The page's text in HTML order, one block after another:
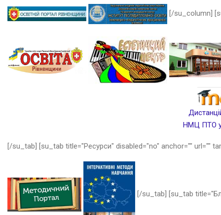
[/su_column]
НМЦ ПТО у
[/su_tab] [su_tab title="Ресурси" disabled="no" anchor="" url=""
[/su_tab] [su_tab